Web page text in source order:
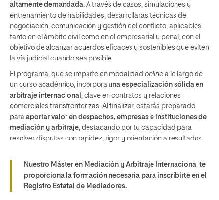
altamente demandada. A través de casos, simulaciones y
entrenamiento de habilidades, desarrollarás técnicas de
negociación, comunicación y gestión del conflicto, aplicables
tanto en el ámbito civil como en el empresarial y penal, con el
objetivo de alcanzar acuerdos eficaces y sostenibles que eviten
la vía judicial cuando sea posible.
El programa, que se imparte en modalidad online a lo largo de
un curso académico, incorpora una especialización sólida en
arbitraje internacional , clave en contratos y relaciones
comerciales transfronterizas. Al finalizar, estarás preparado
para aportar valor en despachos, empresas e instituciones de
mediación y arbitraje, destacando por tu capacidad para
resolver disputas con rapidez, rigor y orientación a resultados.
Nuestro Máster en Mediación y Arbitraje Internacional te
proporciona la formación necesaria para inscribirte en el
Registro Estatal de Mediadores.